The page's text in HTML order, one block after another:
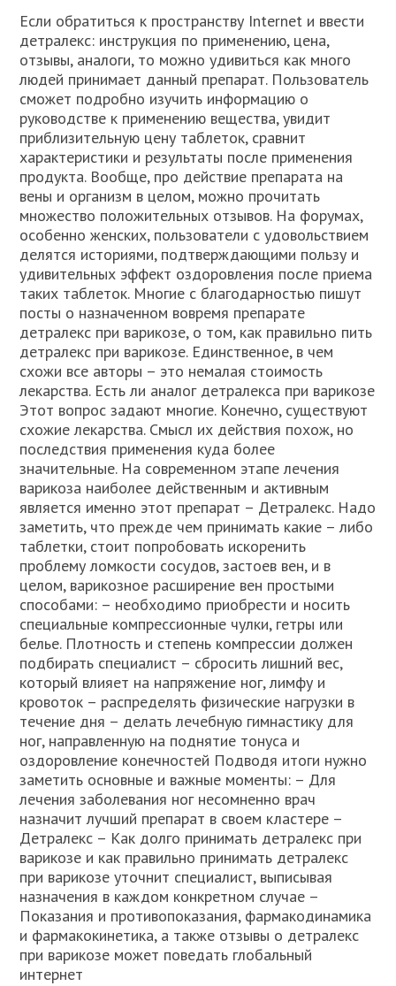
Если обратиться к пространству Internet и ввести
детралекс: инструкция по применению, цена,
отзывы, аналоги, то можно удивиться как много
людей принимает данный препарат. Пользователь
сможет подробно изучить информацию о
руководстве к применению вещества, увидит
приблизительную цену таблеток, сравнит
характеристики и результаты после применения
продукта. Вообще, про действие препарата на
вены и организм в целом, можно прочитать
множество положительных отзывов. На форумах,
особенно женских, пользователи с удовольствием
делятся историями, подтверждающими пользу и
удивительных эффект оздоровления после приема
таких таблеток. Многие с благодарностью пишут
посты о назначенном вовремя препарате
детралекс при варикозе, о том, как правильно пить
детралекс при варикозе. Единственное, в чем
схожи все авторы – это немалая стоимость
лекарства. Есть ли аналог детралекса при варикозе
Этот вопрос задают многие. Конечно, существуют
схожие лекарства. Смысл их действия похож, но
последствия применения куда более
значительные. На современном этапе лечения
варикоза наиболее действенным и активным
является именно этот препарат – Детралекс. Надо
заметить, что прежде чем принимать какие – либо
таблетки, стоит попробовать искоренить
проблему ломкости сосудов, застоев вен, и в
целом, варикозное расширение вен простыми
способами: – необходимо приобрести и носить
специальные компрессионные чулки, гетры или
белье. Плотность и степень компрессии должен
подбирать специалист – сбросить лишний вес,
который влияет на напряжение ног, лимфу и
кровоток – распределять физические нагрузки в
течение дня – делать лечебную гимнастику для
ног, направленную на поднятие тонуса и
оздоровление конечностей Подводя итоги нужно
заметить основные и важные моменты: – Для
лечения заболевания ног несомненно врач
назначит лучший препарат в своем кластере –
Детралекс – Как долго принимать детралекс при
варикозе и как правильно принимать детралекс
при варикозе уточнит специалист, выписывая
назначения в каждом конкретном случае –
Показания и противопоказания, фармакодинамика
и фармакокинетика, а также отзывы о детралекс
при варикозе может поведать глобальный
интернет